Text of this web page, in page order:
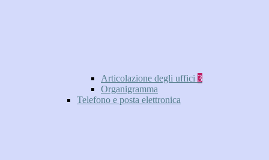
Articolazione degli uffici 3
Organigramma
Telefono e posta elettronica